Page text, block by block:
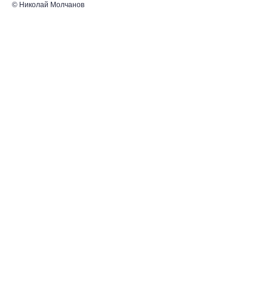
© Николай Молчанов